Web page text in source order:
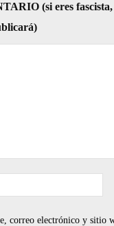
(si eres
correo electrónico y sitio